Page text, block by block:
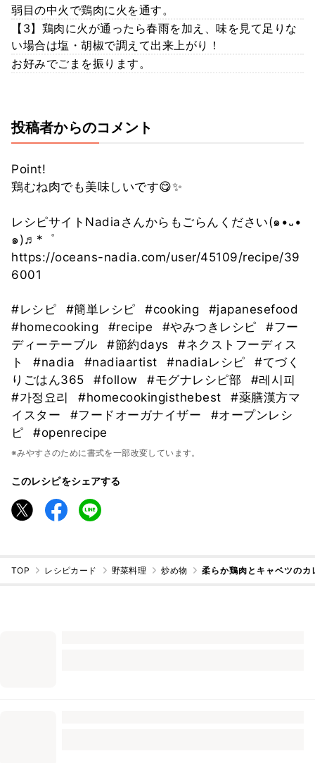
弱目の中火で鶏肉に火を通す。
【3】鶏肉に火が通ったら春雨を加え、味を見て足りな
い場合は塩・胡椒で調えて出来上がり！
お好みでごまを振ります。
投稿者からのコメント
Point!
鶏むね肉でも美味しいです😋✨
レシピサイトNadiaさんからもごらんください(๑•᎑•
๑)♬*゜
https://oceans-nadia.com/user/45109/recipe/39
6001
#レシピ #簡単レシピ #cooking
#japanesefood
#homecooking
#recipe #やみつきレシピ
#フー
ディーテーブル
#節約days
#ネクストフーディス
ト
#nadia #nadiaartist #nadiaレシピ
#てづく
りごはん365
#follow #モグナレシピ部
#레시피
#가정요리
#homecookingisthebest
#薬膳漢方マ
イスター
#フードオーガナイザー
#オープンレシ
ピ
#openrecipe
※みやすさのために書式を一部改変しています。
このレシピをシェアする
TOP レシピカード 野菜料理 炒め物 柔らか鶏肉とキャベツの